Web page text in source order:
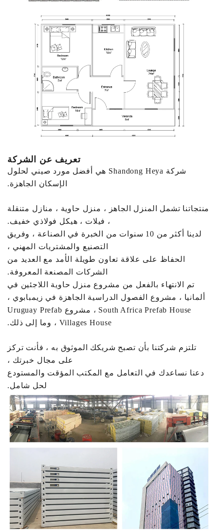
تعريف عن الشركة
شركة Shandong Heya هي أفضل مورد صيني لحلول
الإسكان الجاهزة.
منتجاتنا تشمل المنزل الجاهز ، منزل حاوية ، منازل متنقلة
، فيلات ، هيكل فولاذي خفيف.
لدينا أكثر من 10 سنوات من الخبرة في الصناعة ، وفريق
التصنيع والمشتريات المهني ،
الحفاظ على علاقة تعاون طويلة الأمد مع العديد من
الشركات المصنعة المعروفة.
تم الانتهاء بالفعل من مشروع منزل حاوية اللاجئين في
ألمانيا ، مشروع الفصول الدراسية الجاهزة في زيمبابوي ،
South Africa Prefab House ، مشروع Uruguay Prefab
Villages House ، وما إلى ذلك.
تلتزم شركتنا بأن تصبح شريكك الموثوق به ، فأنت تركز
على مجال خبرتك ،
دعنا نساعدك في التعامل مع المكتب المؤقت والمستودع
لحل شامل.